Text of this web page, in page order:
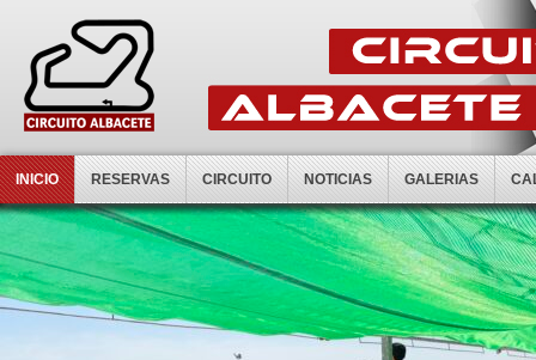
INICIO RESERVAS CIRCUITO NOTICIAS GALERIAS